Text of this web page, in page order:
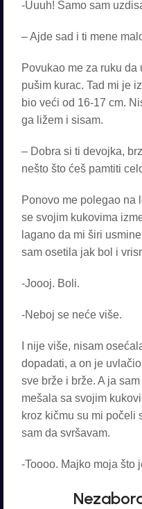
-Uuuh! Samo sam
– Ajde sad i ti mene
Povukao me za ruku da
pušim kurac. Tad mi je
bio veći od 16-17 cm.
ga ližem i sisam.
– Dobra si ti devojka,
nešto što ćeš pamtiti
Ponovo me polegao na
se svojim kukovima
lagano da mi širi
sam osetila jak bol i
-Joooj. Boli.
-Neboj se neće više.
I nije više, nisam
dopadati, a on je
sve brže i brže. A ja
mešala sa svojim
kroz kičmu su mi počeli
sam da svršavam.
-Toooo. Majko moja što